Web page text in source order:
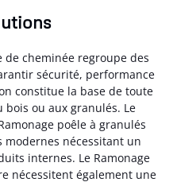
de cheminée regroupe des
sécurité, performance
constitue la base de toute
ou aux granulés. Le
poêle à granulés
modernes nécessitant un
internes. Le Ramonage
nécessitent également une